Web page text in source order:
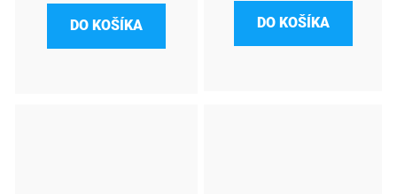
DO KOŠÍKA DO KOŠÍKA